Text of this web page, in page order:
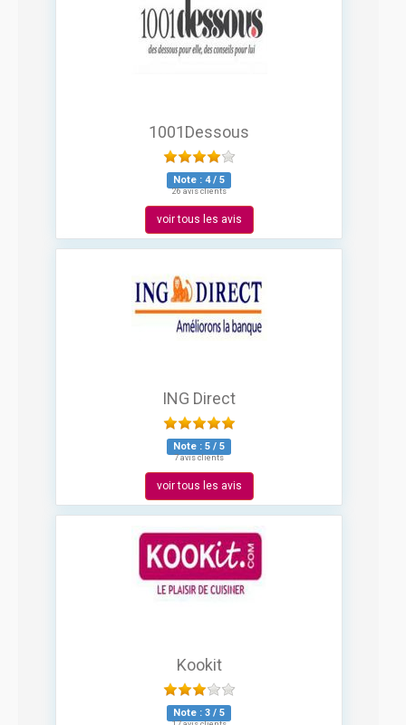
1001Dessous
Note : 4/ 5
26 avis clients
voir tous les avis
ING Direct
Note : 5 / 5
7 avis clients
voir tous les avis
Kookit
Note : 3 / 5